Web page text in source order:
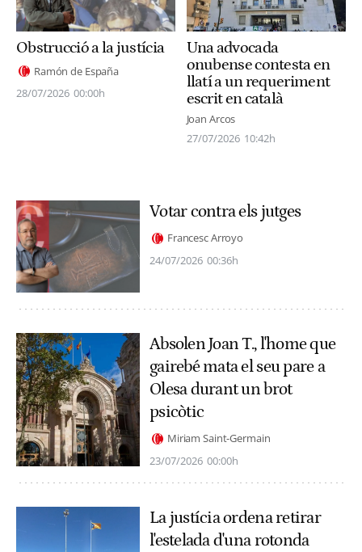
Obstrucció a la justícia
Ramón de España
28/07/2026 00:00h
Una advocada
onubense contesta en
llatí a un requeriment
escrit en català
Joan Arcos
27/07/2026 10:42h
Votar contra els jutges
Francesc Arroyo
24/07/2026 00:36h
Absolen Joan T., l'home que
gairebé mata el seu pare a
Olesa durant un brot
psicòtic
Miriam Saint-Germain
23/07/2026 00:00h
La justícia ordena retirar
l'estelada d'una rotonda